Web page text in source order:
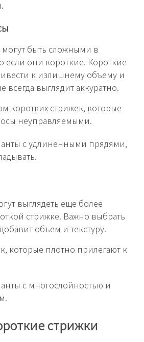
быть сложными в
если они короткие. Короткие
к излишнему объему и
всегда выглядит аккуратно.
коротких стрижек, которые
неуправляемыми.
с удлиненными прядями,
выглядеть еще более
стрижке. Важно выбрать
объем и текстуру.
которые плотно прилегают к
с многослойностью и
стрижки